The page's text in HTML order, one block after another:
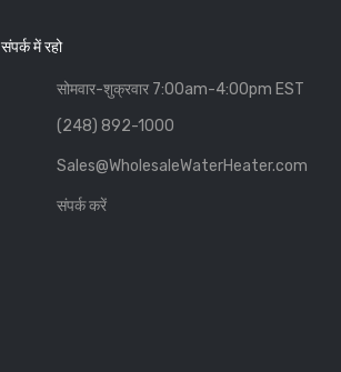
थोक वॉटर हीटर ने RFMA में एक
Beson 11, May 2026
संपर्क में रहो
सोमवार-शुक्रवार 7:00am-4:00pm EST
(248) 892-1000
Sales@WholesaleWaterHeater.com
संपर्क करें